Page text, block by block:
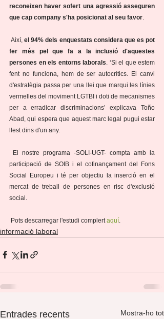
reconeixen haver sofert una agressió asseguren
que cap company s'ha posicionat al seu favor
Així, el 94% dels enquestats considera que es pot
fer més pel que fa a la inclusió d'aquestes
persones en els entorns laborals . ‘Si el que estem
fent no funciona, hem de ser autocrítics. El canvi
d'estratègia passa per una llei que marqui les línies
vermelles del moviment LGTBI i doti de mecanismes
per a erradicar discriminacions’ explicava Toño
Abad, qui espera que aquest marc legal pugui estar
llest dins d'un any.
participació de SOIB i el cofinançament del Fons
Social Europeu i té per objectiu la inserció en el
mercat de treball de persones en risc d'exclusió
social.
Pots descarregar l'estudi complert aquí
informació laboral
Entrades recents Mostra-ho tot